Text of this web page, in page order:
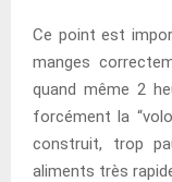
Ce point est
manges
quand même 2
forcément la
construit, trop
aliments très